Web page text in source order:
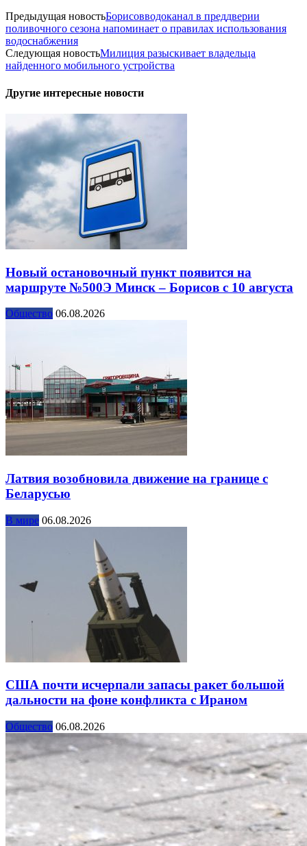
Предыдущая новостьБорисовводоканал в преддверии
поливочного сезона напоминает о правилах использования
водоснабжения
Следующая новостьМилиция разыскивает владельца
найденного мобильного устройства
Другие интересные новости
Новый остановочный пункт появится на
маршруте №500Э Минск – Борисов с 10 августа
Общество 06.08.2026
Латвия возобновила движение на границе с
Беларусью
В мире 06.08.2026
США почти исчерпали запасы ракет большой
дальности на фоне конфликта с Ираном
Общество 06.08.2026